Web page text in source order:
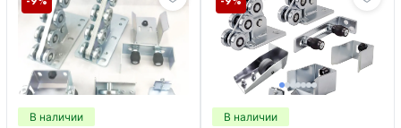
В наличии В наличии